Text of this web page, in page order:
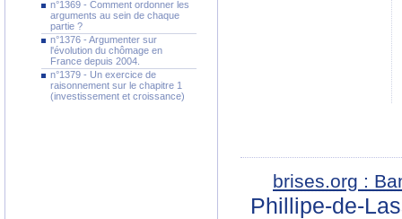
n°1369 - Comment ordonner les
arguments au sein de chaque
partie ?
n°1376 - Argumenter sur
l'évolution du chômage en
France depuis 2004.
n°1379 - Un exercice de
raisonnement sur le chapitre 1
(investissement et croissance)
brises.org :
Phillipe-de-